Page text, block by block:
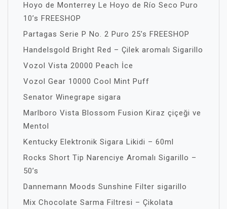
Hoyo de Monterrey Le Hoyo de Río Seco Puro
10’s FREESHOP
Partagas Serie P No. 2 Puro 25’s FREESHOP
Handelsgold Bright Red – Çilek aromalı Sigarillo
Vozol Vista 20000 Peach İce
Vozol Gear 10000 Cool Mint Puff
Senator Winegrape sigara
Marlboro Vista Blossom Fusion Kiraz çiçeği ve
Mentol
Kentucky Elektronik Sigara Likidi – 60ml
Rocks Short Tip Narenciye Aromalı Sigarillo –
50’s
Dannemann Moods Sunshine Filter sigarillo
Mix Chocolate Sarma Filtresi – Çikolata